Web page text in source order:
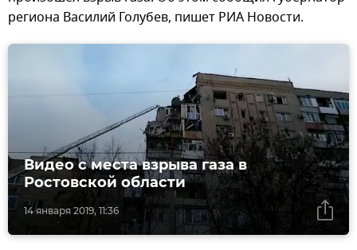
региона Василий Голубев, пишет РИА Новости.
14 января 2019, 11:36
Видео с места взрыва газа в
Ростовской области